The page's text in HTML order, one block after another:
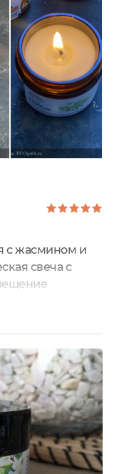
таре,
стекла. В
наклейка...
с жасмином и
свеча с
приятный
свечи не
наполняет
для двоих!